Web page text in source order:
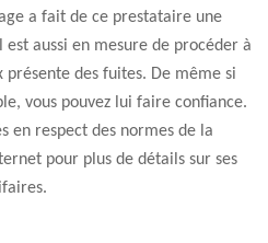
a fait de ce prestataire une
aussi en mesure de procéder à
des fuites. De même si
vous pouvez lui faire confiance.
en respect des normes de la
pour plus de détails sur ses